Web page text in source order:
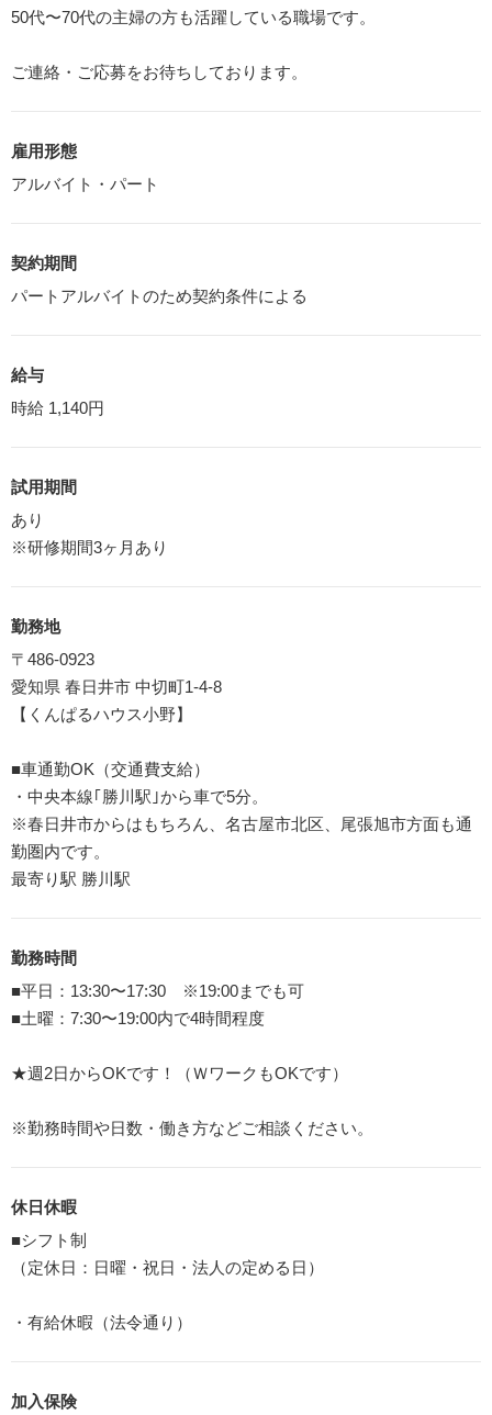
50代〜70代の主婦の方も活躍している職場です。
ご連絡・ご応募をお待ちしております。
雇用形態
アルバイト・パート
契約期間
パートアルバイトのため契約条件による
給与
時給 1,140円
試用期間
あり
※研修期間3ヶ月あり
勤務地
〒486-0923
愛知県 春日井市 中切町1-4-8
【くんぱるハウス小野】
■車通勤OK（交通費支給）
・中央本線｢勝川駅｣から車で5分。
※春日井市からはもちろん、名古屋市北区、尾張旭市方面も通
勤圏内です。
最寄り駅 勝川駅
勤務時間
■平日：13:30〜17:30 ※19:00までも可
■土曜：7:30〜19:00内で4時間程度
★週2日からOKです！（ＷワークもOKです）
※勤務時間や日数・働き方などご相談ください。
休日休暇
■シフト制
（定休日：日曜・祝日・法人の定める日）
・有給休暇（法令通り）
加入保険